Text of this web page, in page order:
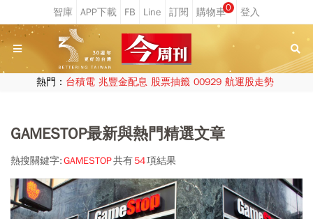
0
熱門： 台積電 兆豐金配息 股票抽籤 00929 航運股走勢
GAMESTOP最新與熱門精選文章
熱搜關鍵字:GAMESTOP共有54項結果